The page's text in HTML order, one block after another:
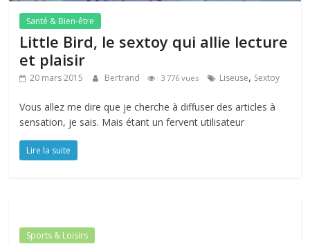
Santé & Bien-être
Little Bird, le sextoy qui allie lecture
et plaisir
20 mars 2015 Bertrand 3 776 vues Liseuse, Sextoy
Vous allez me dire que je cherche à diffuser des articles à
sensation, je sais. Mais étant un fervent utilisateur
Lire la suite
Sports & Loisirs